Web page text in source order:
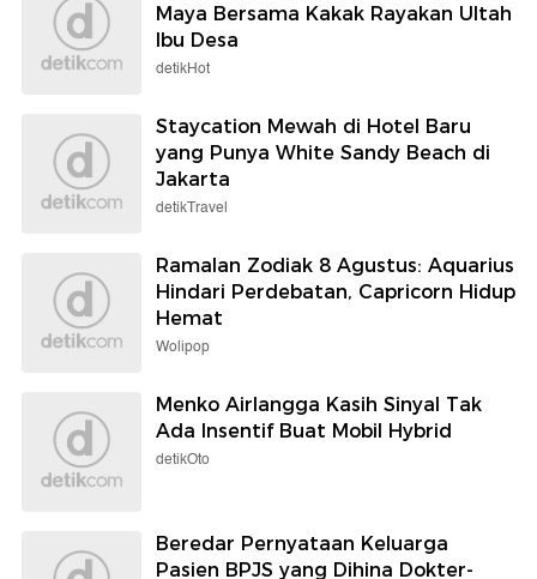
Maya Bersama Kakak Rayakan Ultah
Ibu Desa
detikHot
Staycation Mewah di Hotel Baru
yang Punya White Sandy Beach di
Jakarta
detikTravel
Ramalan Zodiak 8 Agustus: Aquarius
Hindari Perdebatan, Capricorn Hidup
Hemat
Wolipop
Menko Airlangga Kasih Sinyal Tak
Ada Insentif Buat Mobil Hybrid
detikOto
Beredar Pernyataan Keluarga
Pasien BPJS yang Dihina Dokter-